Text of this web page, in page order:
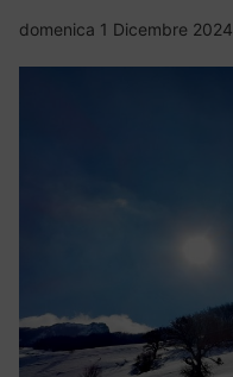
domenica 1 Dicembre 2024